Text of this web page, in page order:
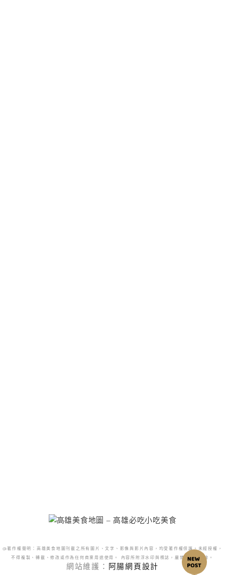
@著作權聲明：高雄美食地圖刊載之所有圖片、文字、影像與影片內容，均受著作權保護。未經授權，
不得複製、轉載、修改或作為任何商業用途使用。 內容所附浮水印與標誌，嚴禁更改或移除。
網站維護： 阿腸網頁設計